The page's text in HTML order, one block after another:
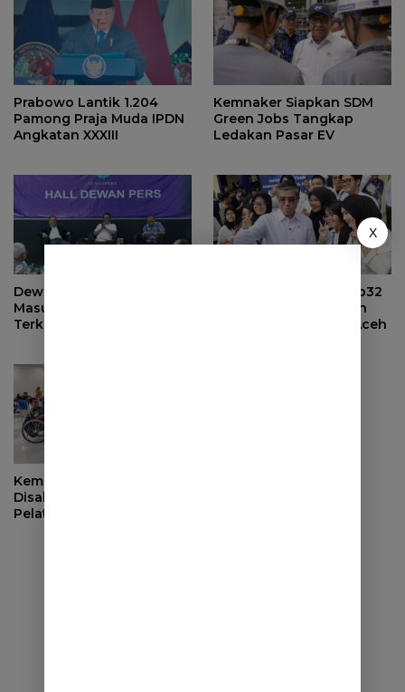
Prabowo Lantik 1.204
Pamong Praja Muda IPDN
Angkatan XXXIII
Kemnaker Siapkan SDM
Green Jobs Tangkap
Ledakan Pasar EV
Dewan Pers Serahkan
Masukan ke Pemerintah
Terkait Perlindungan
Kemnaker Salurkan Rp32
Miliar untuk Pemulihan
Ekonomi Sumut dan Aceh
Kemnaker Dorong
Disabilitas Mandiri Lewat
Pelatihan Wirausaha
X